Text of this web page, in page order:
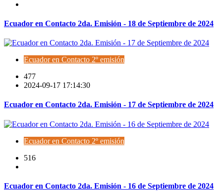
Ecuador en Contacto 2da. Emisión - 18 de Septiembre de 2024
Ecuador en Contacto 2º emisión
477
2024-09-17 17:14:30
Ecuador en Contacto 2da. Emisión - 17 de Septiembre de 2024
Ecuador en Contacto 2º emisión
516
Ecuador en Contacto 2da. Emisión - 16 de Septiembre de 2024